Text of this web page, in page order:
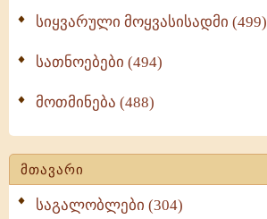
სიყვარული მოყვასისადმი (499)
სათნოებები (494)
მოთმინება (488)
მთავარი
საგალობლები (304)